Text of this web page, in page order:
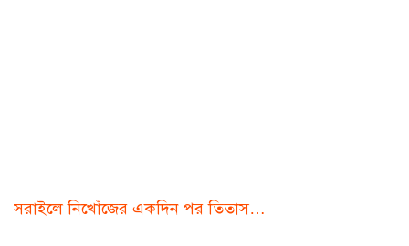
সরাইলে নিখোঁজের একদিন পর তিতাস…